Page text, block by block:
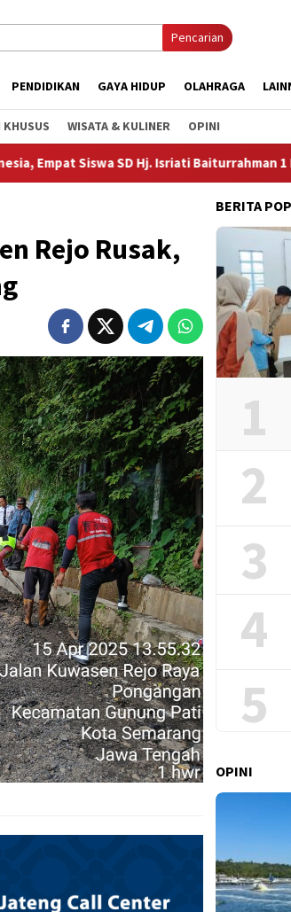
Pencarian
PENDIDIKAN GAYA HIDUP OLAHRAGA
WISATA & KULINER OPINI
SD Hj. Isriati Baiturrahman 1 Ikuti Ajang
Rejo Rusak,
BERITA
1
2
3
4
5
OPINI